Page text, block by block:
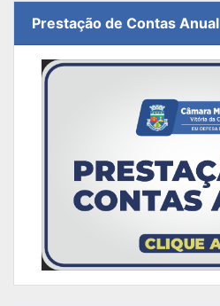
Prestação de Contas Anual